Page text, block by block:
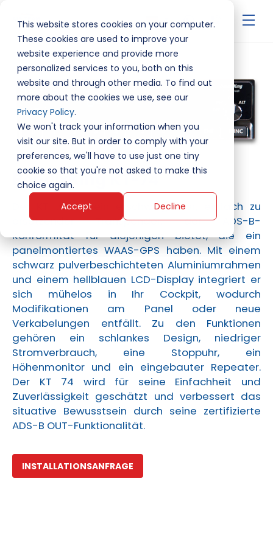
This website stores cookies on your computer.
These cookies are used to improve your
website experience and provide more
personalized services to you, both on this
website and through other media. To find out
more about the cookies we use, see our
Privacy Policy.
We won't track your information when you
visit our site. But in order to comply with your
preferences, we'll have to use just one tiny
cookie so that you're not asked to make this
choice again.
Accept
Decline
BendixKing KT-74
Der KT 74 ist ein erschwinglicher, einfach zu
ersetzender Transponder, der ADS-B-
Konformität für diejenigen bietet, die ein
panelmontiertes WAAS-GPS haben. Mit einem
schwarz pulverbeschichteten Aluminiumrahmen
und einem hellblauen LCD-Display integriert er
sich mühelos in Ihr Cockpit, wodurch
Modifikationen am Panel oder neue
Verkabelungen entfällt. Zu den Funktionen
gehören ein schlankes Design, niedriger
Stromverbrauch, eine Stoppuhr, ein
Höhenmonitor und ein eingebauter Repeater.
Der KT 74 wird für seine Einfachheit und
Zuverlässigkeit geschätzt und verbessert das
situative Bewusstsein durch seine zertifizierte
ADS-B OUT-Funktionalität.
INSTALLATIONSANFRAGE